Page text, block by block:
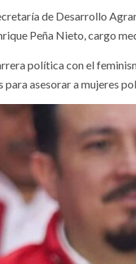
de Desarrollo
Peña Nieto, cargo
política con el
para asesorar a mujeres
reconoce
de